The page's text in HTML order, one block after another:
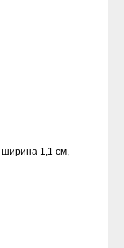
1,1 см,